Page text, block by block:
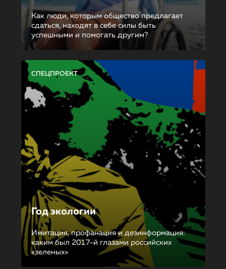
Как люди, которым общество предлагает
сдаться, находят в себе силы быть
успешными и помогать другим?
СПЕЦПРОЕКТ
Год экологии
Имитация, профанация и дезинформация:
каким был 2017-й глазами российских
«зеленых»